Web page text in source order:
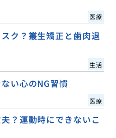
医療
ク？叢生矯正と歯肉退
生活
い心のNG習慣
医療
？運動時にできないこ